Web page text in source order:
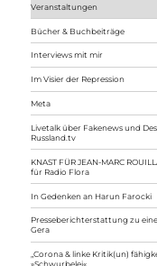
Veranstaltungen
Bücher & Buchbeiträge
Interviews mit mir
Im Visier der Repression
Meta
Livetalk über Fakenews und
Russland.tv
KNAST FÜR JEAN-MARC
für Radio Flora
In Gedenken an Harun Farocki
Presseberichterstattung zu
Gera
„Corona & linke Kritik(un)
»Schwurbelei«